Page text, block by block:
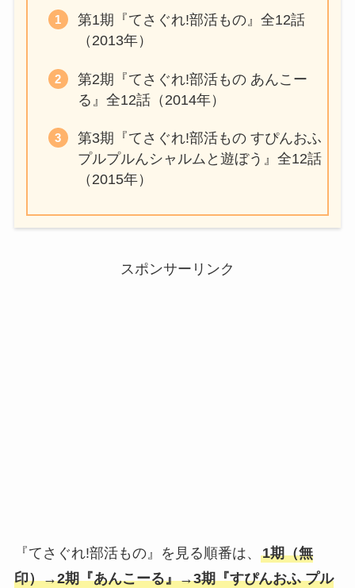
第1期『てさぐれ!部活もの』全12話
（2013年）
第2期『てさぐれ!部活もの あんこー
る』全12話（2014年）
第3期『てさぐれ!部活もの すぴんおふ
プルプルんシャルムと遊ぼう』全12話
（2015年）
スポンサーリンク
『てさぐれ!部活もの』を見る順番は、 1期（無
印）→2期『あんこーる』→3期『すぴんおふ プル